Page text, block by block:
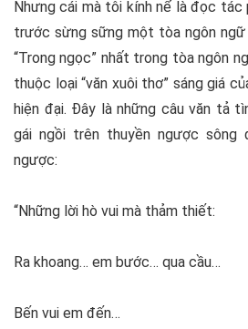
Nhưng cái mà tôi kính nể là đọc
trước sừng sững một tòa ngôn ngữ
“Trong ngọc” nhất trong tòa ngôn
thuộc loại “văn xuôi thơ” sáng giá
hiện đại. Đây là những câu văn tả
gái ngồi trên thuyền ngược sông
ngược:
“Những lời hò vui mà thảm thiết:
Ra khoang… em bước… qua cầu…
Bến vui em đến…